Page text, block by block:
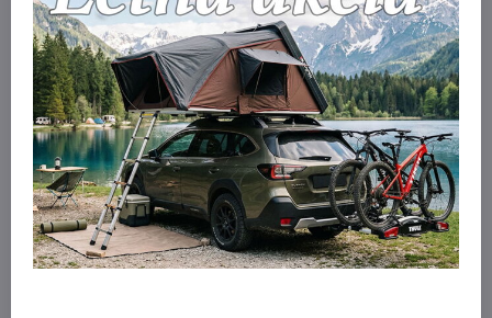
Technické údaje:
Nosnosť: 50 kg
Maximálna hmotnosť jedného bicykla: 25 kg
Rozmery (D × Š × V): 86 x 122 x 20 cm
Rozmery v zloženom stave (D × Š × V): 86 x 77 x 20 cm
Hmotnosť nosiča: 17 kg
Vhodné pre rámy: 20–90 mm
Maximálna šírka plášťa: 3"
Maximálny rázvor kolies: 1250 mm
Odnímateľné držiaky rámu: nie
Vzdialenosť medzi bicyklami: 23 cm